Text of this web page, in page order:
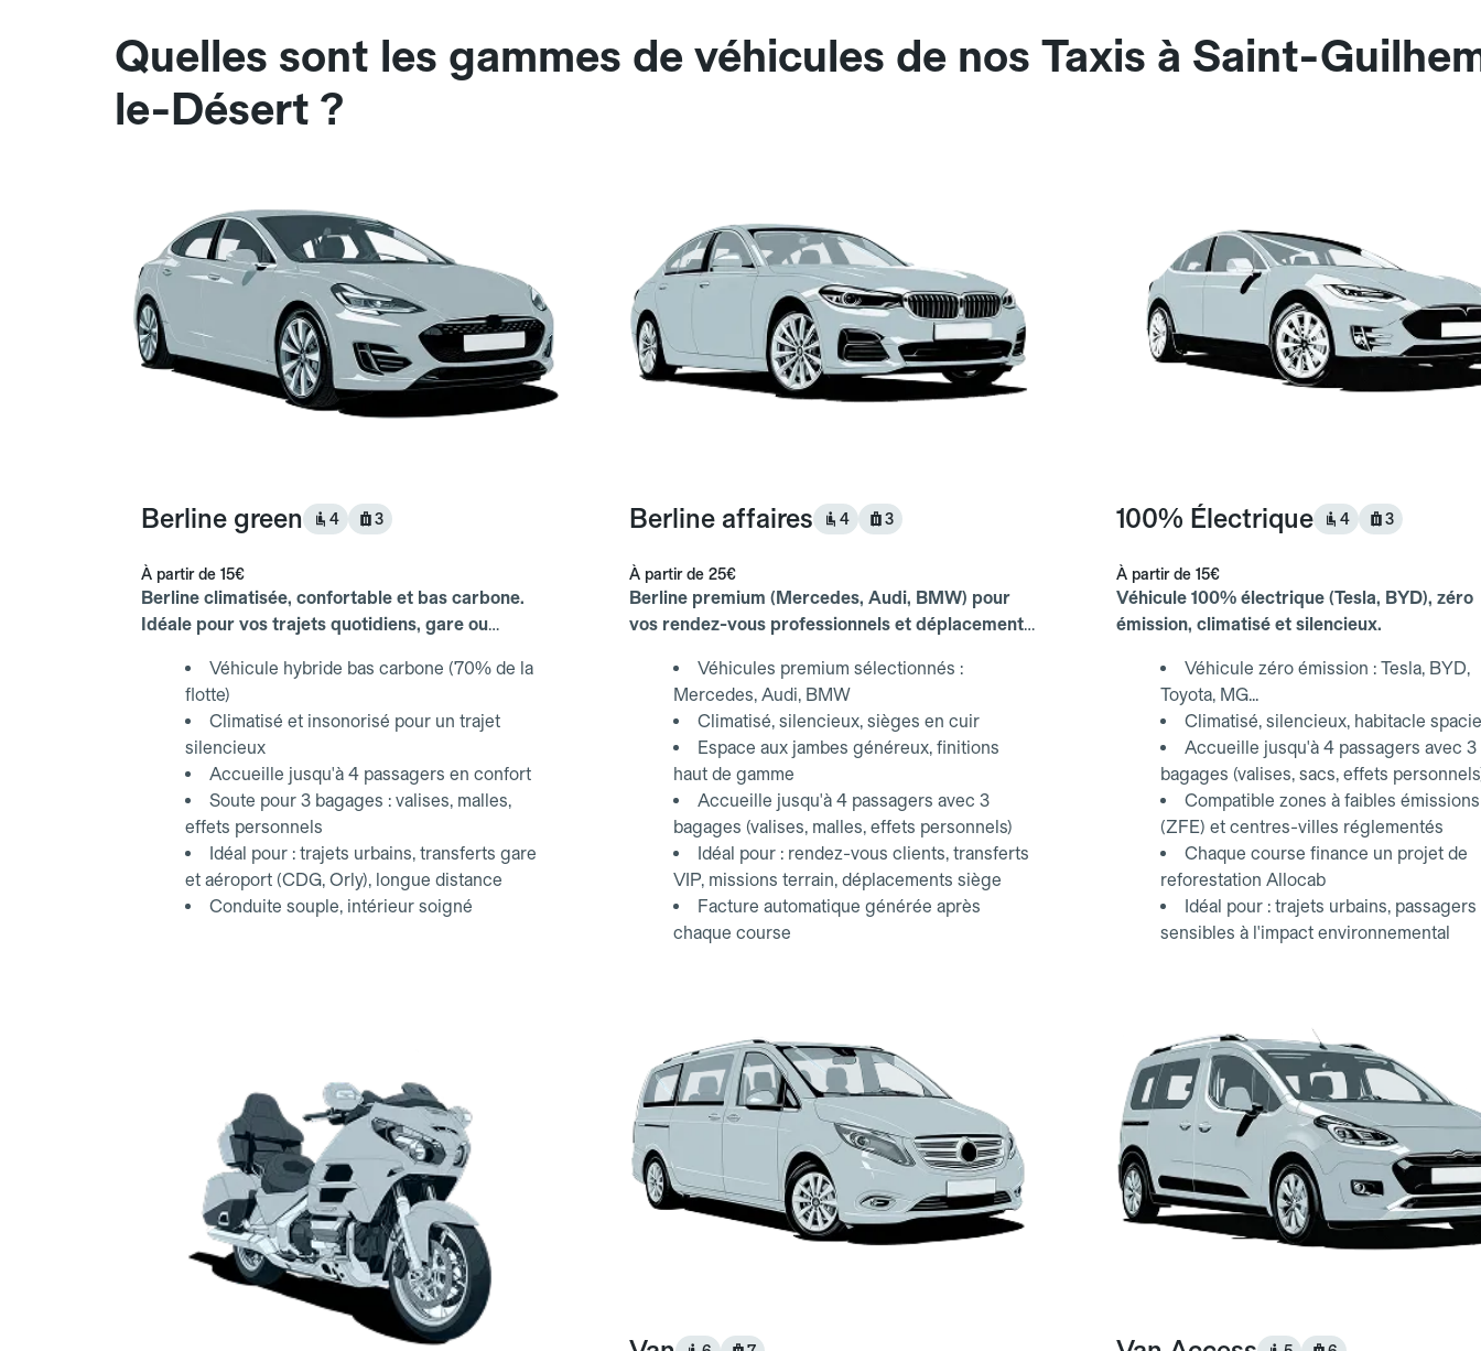
Quelles sont les gammes de véhicules de nos Taxis à Saint-
le-Désert ?
Berline green 4 3
À partir de 15€
Berline climatisée, confortable et bas carbone.
Idéale pour vos trajets quotidiens, gare ou
Véhicule hybride bas carbone (70% de la
flotte)
Climatisé et insonorisé pour un trajet
silencieux
Accueille jusqu'à 4 passagers en confort
Soute pour 3 bagages : valises, malles,
effets personnels
Idéal pour : trajets urbains, transferts gare
et aéroport (CDG, Orly), longue distance
Conduite souple, intérieur soigné
Berline affaires 4 3
À partir de 25€
Berline premium (Mercedes, Audi, BMW) pour
vos rendez-vous professionnels et déplacements
Véhicules premium sélectionnés :
Mercedes, Audi, BMW
Climatisé, silencieux, sièges en cuir
Espace aux jambes généreux, finitions
haut de gamme
Accueille jusqu'à 4 passagers avec 3
bagages (valises, malles, effets personnels)
Idéal pour : rendez-vous clients, transferts
VIP, missions terrain, déplacements siège
Facture automatique générée après
chaque course
100% Électrique 4 3
À partir de 15€
Véhicule 100% électrique (Tesla, BYD), zéro
émission, climatisé et silencieux.
Véhicule zéro émission : Tesla, BYD,
Toyota, MG...
Climatisé, silencieux, habitacle
Accueille jusqu'à 4 passagers avec 3
bagages (valises, sacs, effets
Compatible zones à faibles émissions
(ZFE) et centres-villes réglementés
Chaque course finance un projet de
reforestation Allocab
Idéal pour : trajets urbains, passagers
sensibles à l'impact environnemental